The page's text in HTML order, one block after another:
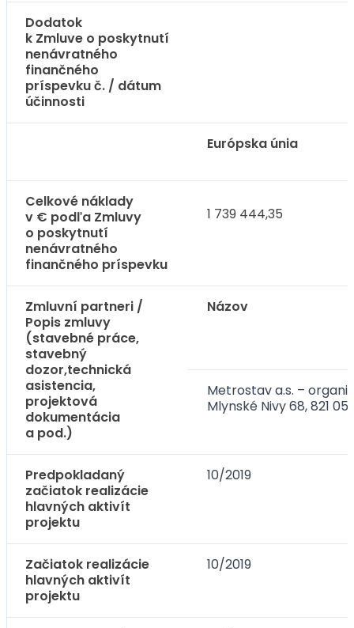
Dodatok
k Zmluve o poskytnutí
nenávratného
finančného
príspevku č. / dátum
účinnosti
Európska únia
Celkové náklady
v € podľa Zmluvy
o poskytnutí
nenávratného
finančného príspevku
1 739 444,35
Zmluvní partneri /
Popis zmluvy
(stavebné práce,
stavebný
dozor,technická
asistencia,
projektová
dokumentácia
a pod.)
Názov
Metrostav a.s. –
Mlynské Nivy 68, 821
Predpokladaný
začiatok realizácie
hlavných aktivít
projektu
10/2019
Začiatok realizácie
hlavných aktivít
projektu
10/2019